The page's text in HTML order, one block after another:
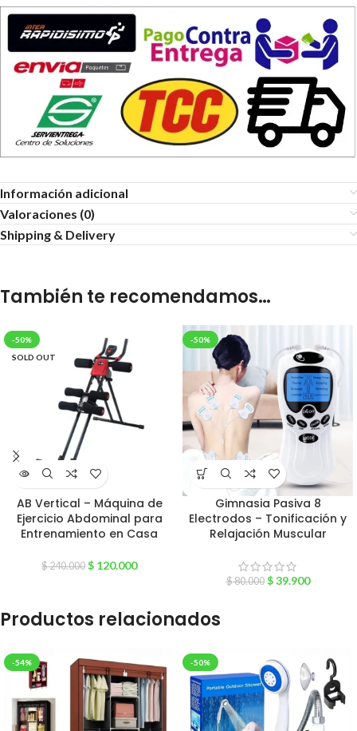
Información adicional
Valoraciones (0)
Shipping & Delivery
También te recomendamos…
-50%
SOLD OUT
AB Vertical – Máquina de
Ejercicio Abdominal para
Entrenamiento en Casa
$240.000 $ 120.000
-50%
Gimnasia Pasiva 8
Electrodos – Tonificación y
Relajación Muscular
$80.000 $39.900
Productos relacionados
-54% -50%